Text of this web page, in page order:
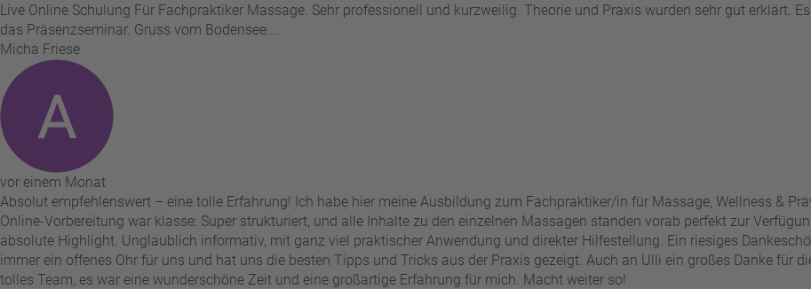
Live Online Schulung Für Fachpraktiker Massage. Sehr professionell und kurzweilig. Theorie und Praxis wurden sehr gut erklärt.
das Präsenzseminar. Gruss vom Bodensee....
Micha Friese
vor einem Monat
Absolut empfehlenswert – eine tolle Erfahrung! Ich habe hier meine Ausbildung zum Fachpraktiker/in für Massage, Wellness &
Online-Vorbereitung war klasse: Super strukturiert, und alle Inhalte zu den einzelnen Massagen standen vorab perfekt zur
absolute Highlight. Unglaublich informativ, mit ganz viel praktischer Anwendung und direkter Hilfestellung. Ein riesiges
immer ein offenes Ohr für uns und hat uns die besten Tipps und Tricks aus der Praxis gezeigt. Auch an Ulli ein großes Danke für
tolles Team, es war eine wunderschöne Zeit und eine großartige Erfahrung für mich. Macht weiter so!